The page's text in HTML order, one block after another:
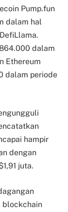
Pump.fun
dalam hal
dalam
Ethereum
dalam periode
hampir
dengan
juta.
blockchain